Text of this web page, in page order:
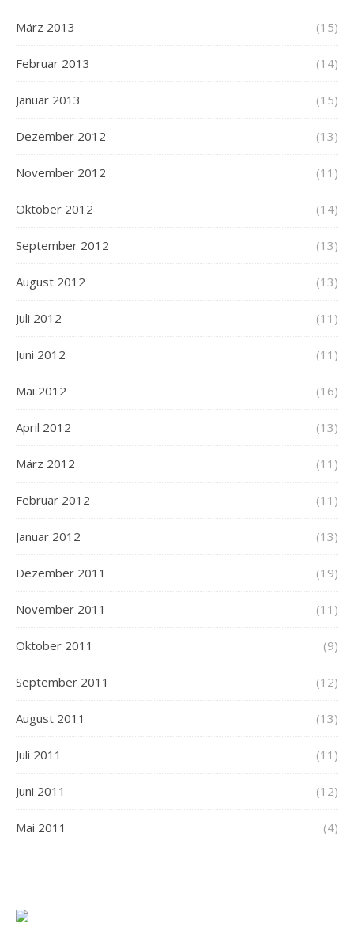
März 2013 (15)
Februar 2013 (14)
Januar 2013 (15)
Dezember 2012 (13)
November 2012 (11)
Oktober 2012 (14)
September 2012 (13)
August 2012 (13)
Juli 2012 (11)
Juni 2012 (11)
Mai 2012 (16)
April 2012 (13)
März 2012 (11)
Februar 2012 (11)
Januar 2012 (13)
Dezember 2011 (19)
November 2011 (11)
Oktober 2011 (9)
September 2011 (12)
August 2011 (13)
Juli 2011 (11)
Juni 2011 (12)
Mai 2011 (4)